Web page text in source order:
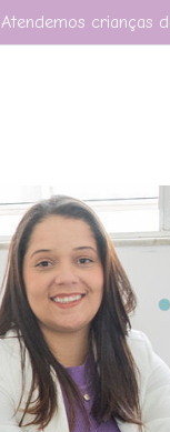
Atendemos crianças